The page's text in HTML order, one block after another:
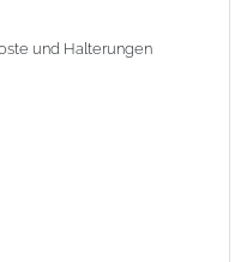
und Halterungen